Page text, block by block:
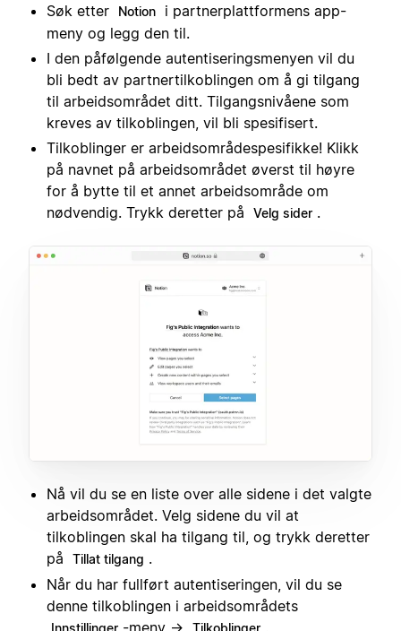
Søk etter
Notion
i partnerplattformens app-
meny og legg den til.
I den påfølgende autentiseringsmenyen vil du
bli bedt av partnertilkoblingen om å gi tilgang
til arbeidsområdet ditt. Tilgangsnivåene som
kreves av tilkoblingen, vil bli spesifisert.
Tilkoblinger er arbeidsområdespesifikke! Klikk
på navnet på arbeidsområdet øverst til høyre
for å bytte til et annet arbeidsområde om
nødvendig. Trykk deretter på
Velg sider .
Nå vil du se en liste over alle sidene i det valgte
arbeidsområdet. Velg sidene du vil at
tilkoblingen skal ha tilgang til, og trykk deretter
på
Tillat tilgang .
Når du har fullført autentiseringen, vil du se
denne tilkoblingen i arbeidsområdets
Innstillinger -meny → Tilkoblinger